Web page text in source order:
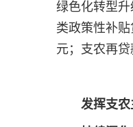
绿色化转型
类政策性补
元；支农再贷
发挥支